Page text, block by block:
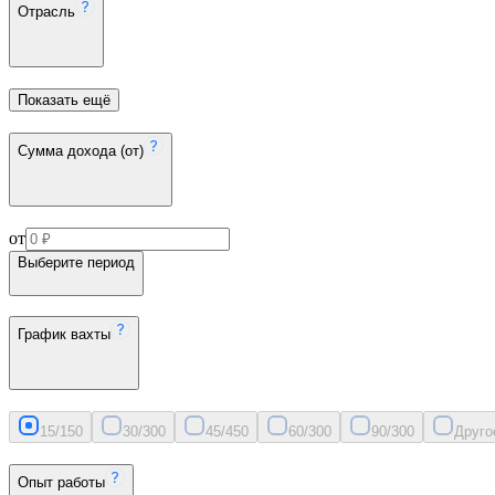
Отрасль
Показать ещё
Сумма дохода (от)
от
Выберите период
График вахты
15/150 30/300 45/450 60/300 90/300
Опыт работы